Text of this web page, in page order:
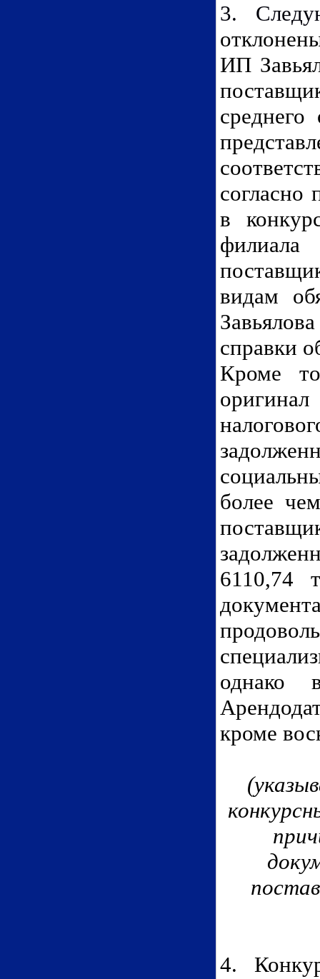
3.
ИП
согласно
в
филиала
видам
справки
Кроме
более
6110,74
однако
кроме
4.